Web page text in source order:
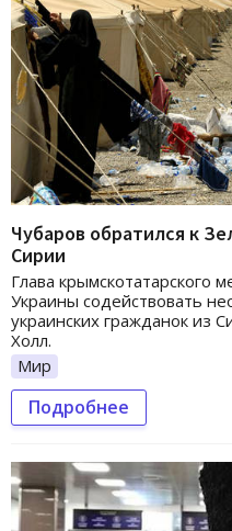
Чубаров обратился к
Сирии
Глава крымскотатарского
Украины содействовать
украинских гражданок из
Холл.
Мир
Подробнее